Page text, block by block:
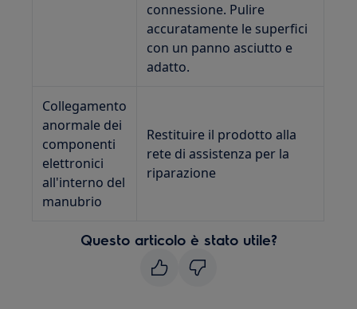
connessione. Pulire
accuratamente le superfici
con un panno asciutto e
adatto.
Collegamento
anormale dei
componenti
elettronici
all'interno del
manubrio
Restituire il prodotto alla
rete di assistenza per la
riparazione
Questo articolo è stato utile?